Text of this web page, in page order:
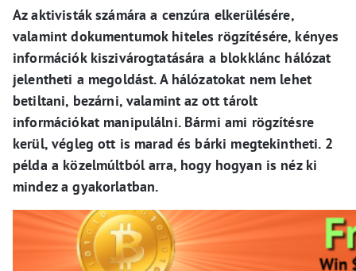
Az aktivisták számára a cenzúra elkerülésére,
valamint dokumentumok hiteles rögzítésére, kényes
információk kiszivárogtatására a blokklánc hálózat
jelentheti a megoldást. A hálózatokat nem lehet
betiltani, bezárni, valamint az ott tárolt
információkat manipulálni. Bármi ami rögzítésre
kerül, végleg ott is marad és bárki megtekintheti. 2
példa a közelmúltból arra, hogy hogyan is néz ki
mindez a gyakorlatban.